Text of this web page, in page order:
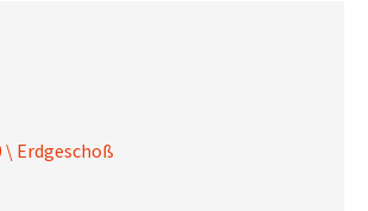
\ Erdgeschoß